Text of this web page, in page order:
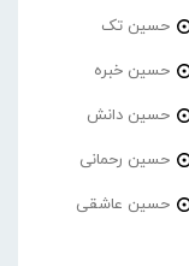
حسین تک
حسین خبره
حسین دانش
حسین رحمانی
حسین عاشقی